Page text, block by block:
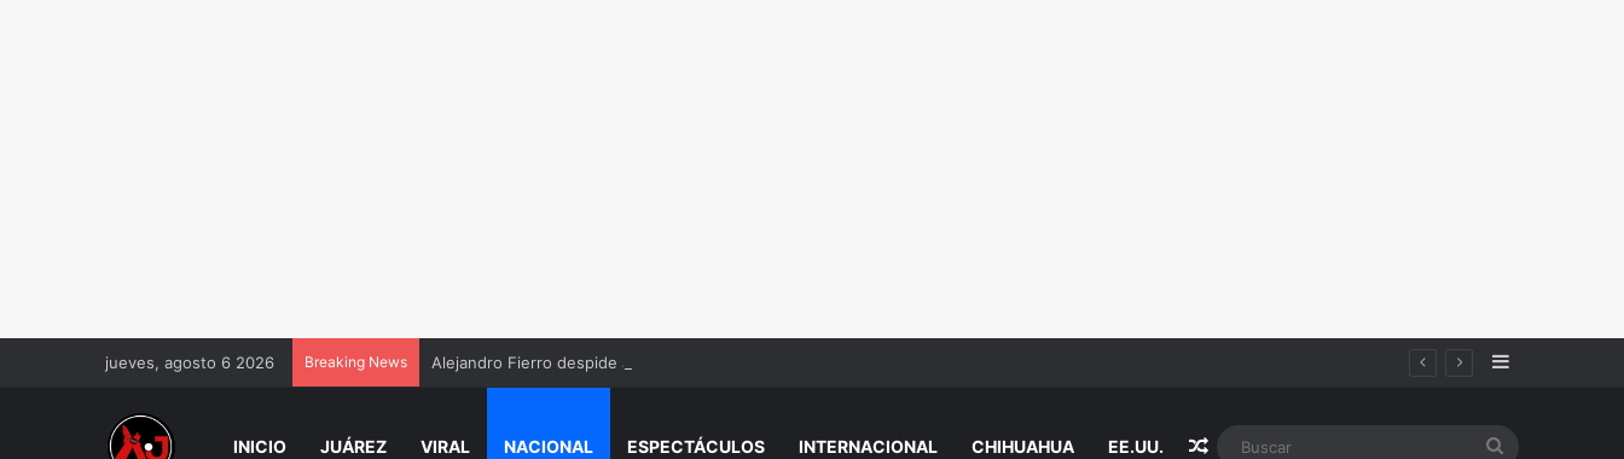
jueves, agosto 6 2026 Breaking News Alejandro Fierro despide a César Gastélum tras at4que en Culiacán: “Me dejaste solo” Sidebar
INICIO JUÁREZ VIRAL NACIONAL ESPECTÁCULOS INTERNACIONAL CHIHUAHUA EE.UU. Random Article